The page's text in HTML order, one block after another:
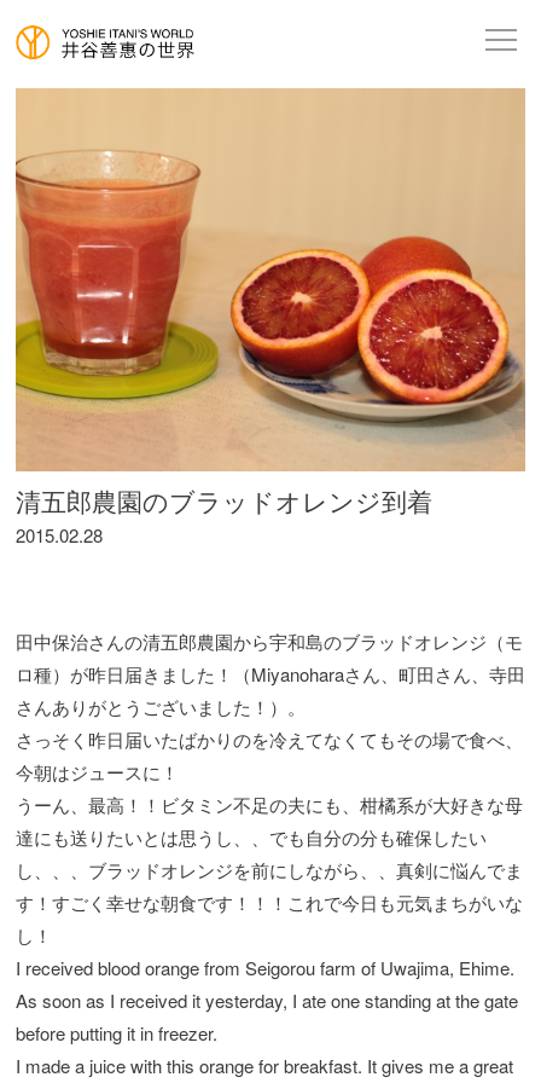
清五郎農園のブラッドオレンジ到着
2015.02.28
田中保治さんの清五郎農園から宇和島のブラッドオレンジ（モ
ロ種）が昨日届きました！（Miyanoharaさん、町田さん、寺田
さんありがとうございました！）。
さっそく昨日届いたばかりのを冷えてなくてもその場で食べ、
今朝はジュースに！
うーん、最高！！ビタミン不足の夫にも、柑橘系が大好きな母
達にも送りたいとは思うし、、でも自分の分も確保したい
し、、、ブラッドオレンジを前にしながら、、真剣に悩んでま
す！すごく幸せな朝食です！！！これで今日も元気まちがいな
し！
I received blood orange from Seigorou farm of Uwajima, Ehime.
As soon as I received it yesterday, I ate one standing at the gate
before putting it in freezer.
I made a juice with this orange for breakfast. It gives me a great